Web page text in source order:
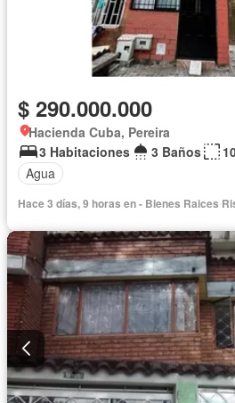
$ 290.000.000
Hacienda Cuba, Pereira
3 Habitaciones
3 Baños
Agua
Hace 3 días, 9 horas en - Bienes Raices